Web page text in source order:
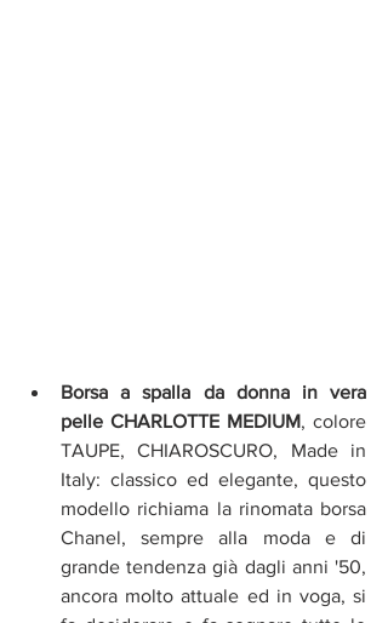
Borsa a spalla da donna in vera
pelle CHARLOTTE MEDIUM, colore
TAUPE, CHIAROSCURO, Made in
Italy: classico ed elegante, questo
modello richiama la rinomata borsa
Chanel, sempre alla moda e di
grande tendenza già dagli anni '50,
ancora molto attuale ed in voga, si